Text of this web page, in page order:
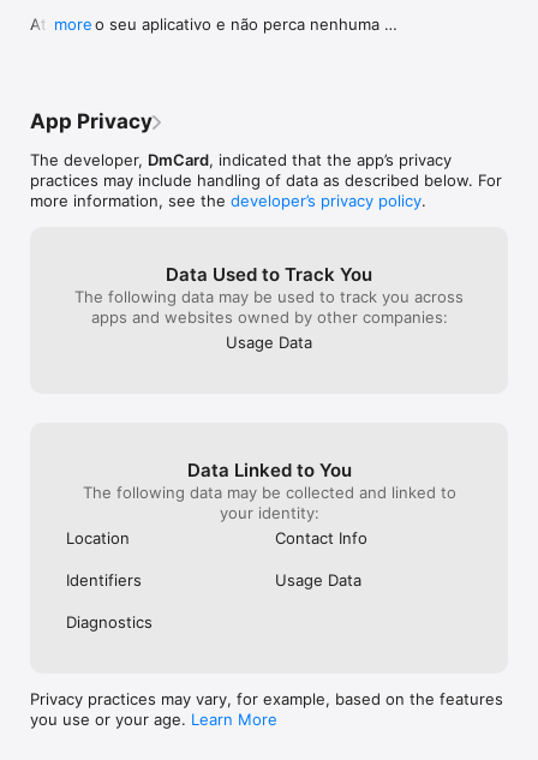
Visa Gold Internacional: seu Trigg funciona no mundo todo!
Saques: faça saques em qualquer caixa do Banco24Horas.
Recargas: recarregue o seu celular direto no App.
Seguros e assistências: mantenha o seu bolso, lar, automóvel
ou pet sempre seguros.
Baixe já o App e peça seu Trigg maneirão!
Facebook: Trigg Brasil
LinkedIn: Trigg Brasil
TikTok: @trigg_br
Youtube: Trigg Brasil
Atualize o seu aplicativo e não perca nenhuma
more
App Privacy
The developer, DmCard, indicated that the app’s privacy
practices may include handling of data as described below. For
more information, see the developer’s privacy policy.
Data Used to Track You
The following data may be used to track you across
apps and websites owned by other companies:
Usage Data
Data Linked to You
The following data may be collected and linked to
your identity:
Location
Contact Info
Identifiers Usage Data
Diagnostics
Privacy practices may vary, for example, based on the features
you use or your age. Learn More